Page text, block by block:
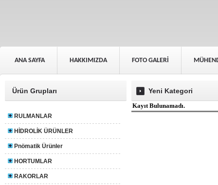
ANA SAYFA HAKKIMIZDA FOTO GALERİ
Ürün Grupları
RULMANLAR
HİDROLİK ÜRÜNLER
Pnömatik Ürünler
HORTUMLAR
RAKORLAR
Yeni Kategori
Kayıt Bulunamadı.